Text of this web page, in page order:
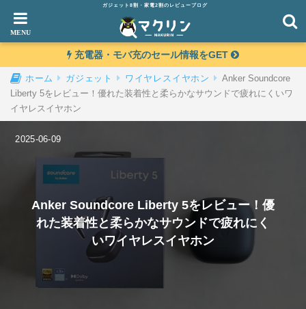
ガジェット8割・家電2割のレビューブログ
充電器・モバ充のセール情報をGET
ホーム ガジェット ワイヤレスイヤホン
Anker Soundcore
Liberty 5をレビュー！優れた装着性と柔らかなサウンドで疲れにくいワ
イヤレスイヤホン
Anker Soundcore Liberty 5をレビュー！優
れた装着性と柔らかなサウンドで疲れにく
いワイヤレスイヤホン
2025-06-09